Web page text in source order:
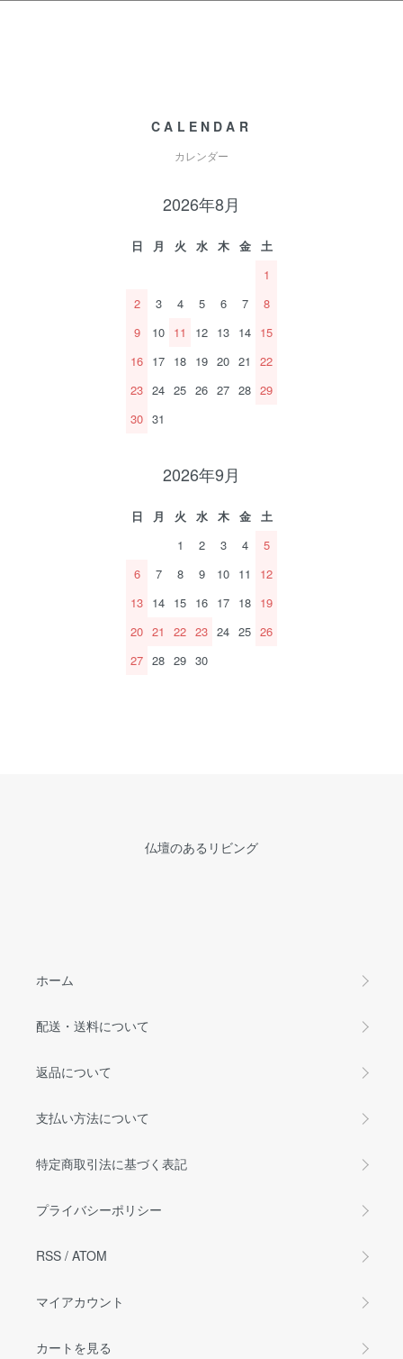
CALENDAR
カレンダー
2026年8月
日 月 火 水 木 金
土
1
2
3 4 5 6 7
8
9
10 11 12 13 14 15
16 17 18 19 20 21
22
23 24 25 26 27 28 29
30 31
2026年9月
日 月 火 水 木 金
土
1
2 3 4
5
6
7 8 9 10 11
12
13 14 15 16 17 18 19
20 21 22 23 24 25 26
27 28 29 30
仏壇のあるリビング
ホーム
配送・送料について
返品について
支払い方法について
特定商取引法に基づく表記
プライバシーポリシー
RSS / ATOM
マイアカウント
カートを見る